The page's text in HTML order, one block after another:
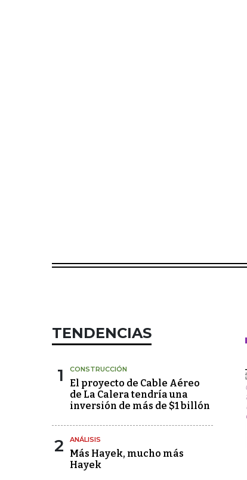
TENDENCIAS
1 CONSTRUCCIÓN
El proyecto de Cable Aéreo
de La Calera tendría una
inversión de más de $1 billón
2 ANÁLISIS
Más Hayek, mucho más
Hayek